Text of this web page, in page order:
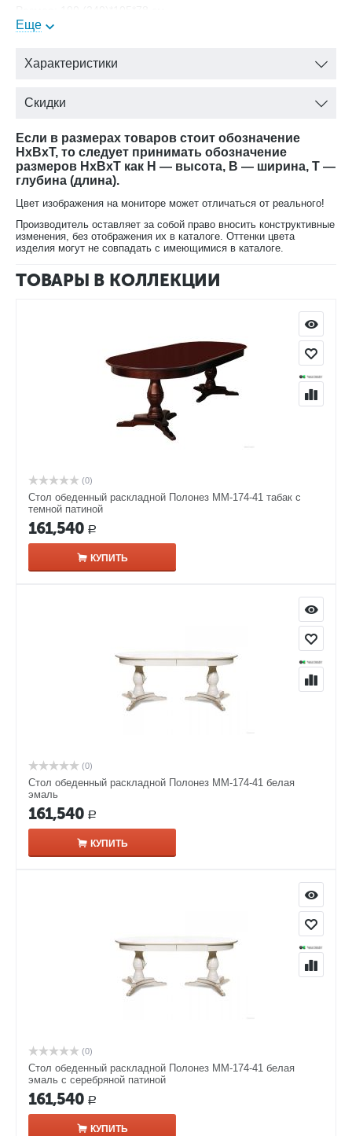
В нашем интернет-магазине Вы можете купить обеденный
Еще
Характеристики
Скидки
Если в размерах товаров стоит обозначение
HxBxT, то следует принимать обозначение
размеров HxBxT как H — высота, B — ширина, T —
глубина (длина).
Цвет изображения на мониторе может отличаться от реального!
Производитель оставляет за собой право вносить конструктивные
изменения, без отображения их в каталоге. Оттенки цвета
изделия могут не совпадать с имеющимися в каталоге.
ТОВАРЫ В КОЛЛЕКЦИИ
(0)
Стол обеденный раскладной Полонез ММ-174-41 табак с
темной патиной
161,540 Р
КУПИТЬ
(0)
Стол обеденный раскладной Полонез ММ-174-41 белая
эмаль
161,540 Р
КУПИТЬ
(0)
Стол обеденный раскладной Полонез ММ-174-41 белая
эмаль с серебряной патиной
161,540 Р
КУПИТЬ